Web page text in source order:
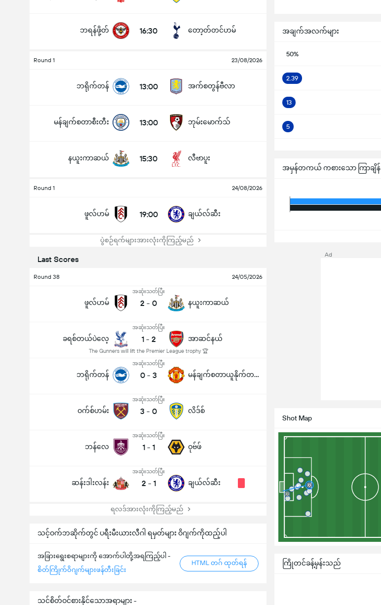
ဘရန်ဖို့တ် 16:30 တော့တ်တင်ဟမ်
Round 1 23/08/2026
ဘရိုက်တန် 13:00 အက်စတွန်ဗီလာ
မန်ချက်စတာစီးတီး 13:00 ဘုမ်းမောက်သ်
နယူးကာဆယ် 15:30 လီဗာပူး
Round 1 24/08/2026
ဖူလ်ဟမ် 19:00 ချယ်လ်ဆီး
ပွဲစဉ်ရက်များအားလုံးကိုကြည့်မည်
Last Scores
Round 38 24/05/2026
ဖူလ်ဟမ်
အဆုံးသတ်ပြီး
2 - 0 နယူးကာဆယ်
ခရစ်တယ်ပဲလေ့
အဆုံးသတ်ပြီး
1 - 2
The Gunners will lift the Premier League trophy 🏆
အာဆင်နယ်
ဘရိုက်တန်
အဆုံးသတ်ပြီး
0 - 3 မန်ချက်စတာယူနိုက်တက်
ဝက်စ်ဟမ်း
အဆုံးသတ်ပြီး
3 - 0 လိဒ်စ်
ဘန်လေ
အဆုံးသတ်ပြီး
1 - 1 ဝုဗ်ဖ်
ဆန်းဒါးလန်း
အဆုံးသတ်ပြီး
2 - 1 ချယ်လ်ဆီး
ရလဒ်အားလုံးကိုကြည့်မည်
သင့်ဝက်ဘဆိုက်တွင် ပရီးမီးယားလီဂါ ရမှတ်များ ဝိဂျက်ကိုထည့်ပါ
အခြားရွေးစရာများကို အောက်ပါတို့အရကြည့်ပါ -
စိတ်ကြိုက်ဝိဂျက်များဖန်တီးခြင်း
HTML တဂ် ထုတ်ရန်
သင်စိတ်ဝင်စားနိုင်သောအရာများ -
အချက်အလက်များ
50%
2.39
13
5
အမှန်တကယ် ကစားသော ကြာချိန်
Shot Map
ကြိုတင်ခန့်မှန်းသည်
ပြိုင်ပွဲအတွင်း ဂိုးစုစုပေါင်း (2.5)
Ad